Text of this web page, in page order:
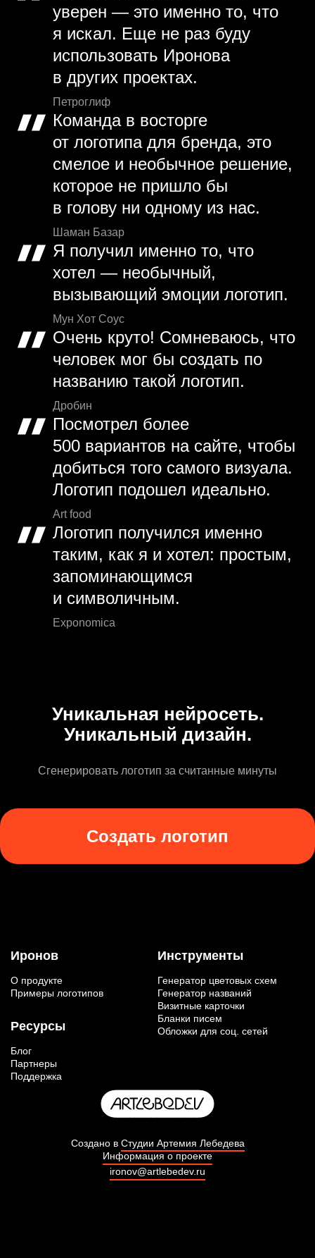
уверен — это именно то, что
я искал. Еще не раз буду
использовать Иронова
в других проектах.
Петроглиф
Команда в восторге
от логотипа для бренда, это
смелое и необычное решение,
которое не пришло бы
в голову ни одному из нас.
Шаман Базар
Я получил именно то, что
хотел — необычный,
вызывающий эмоции логотип.
Мун Хот Соус
Очень круто! Сомневаюсь, что
человек мог бы создать по
названию такой логотип.
Дробин
Посмотрел более
500 вариантов на сайте, чтобы
добиться того самого визуала.
Логотип подошел идеально.
Art food
Логотип получился именно
таким, как я и хотел: простым,
запоминающимся
и символичным.
Exponomica
Уникальная нейросеть.
Уникальный дизайн.
Сгенерировать логотип за считанные минуты
Создать логотип
Иронов
О продукте
Примеры логотипов
Ресурсы
Блог
Партнеры
Поддержка
Инструменты
Генератор цветовых схем
Генератор названий
Визитные карточки
Бланки писем
Обложки для соц. сетей
Создано в Студии Артемия Лебедева
Информация о проекте
ironov@artlebedev.ru